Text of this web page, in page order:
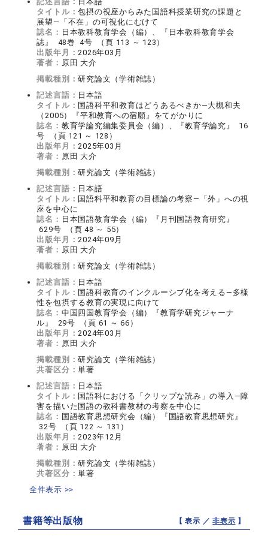
タイトル：包摂の視座からみた国語科授業研究の課題と
展望―「不在」の可視化にむけて
誌名： 日本教科教育学会（編）、『日本教科教育学会
誌』 48巻 4号 （頁 113 ～ 123）
出版年月：2026年03月
著者： 原田 大介
掲載種別：研究論文（学術雑誌）
記述言語： 日本語
タイトル： 国語科平和教育はどうあるべきか―大槻和夫
（2005）『平和教育への宿願』をてがかりに
誌名： 教育学論究編集委員会（編）、『教育学論究』 16
号 （頁 121 ～ 128）
出版年月：2025年03月
著者： 原田 大介
掲載種別：研究論文（学術雑誌）
記述言語： 日本語
タイトル： 国語科平和教育の目標論の考察―「外」への視
座を中心に
誌名： 日本国語教育学会（編）『月刊国語教育研究』
629号 （頁 48 ～ 55）
出版年月：2024年09月
著者： 原田 大介
掲載種別：研究論文（学術雑誌）
記述言語： 日本語
タイトル： 国語科教育のインクルーシブ化を考える―多様
性を包摂する教育の実現に向けて
誌名： 中国四国教育学会（編）『教育学研究ジャーナ
ル』 29号 （頁 61 ～ 66）
出版年月：2024年03月
著者： 原田 大介
掲載種別：研究論文（学術雑誌）
共著区分：単著
記述言語： 日本語
タイトル： 国語科における「クリップな読み」の導入―障
害を描いた国語の教科書教材の考察を中心に
誌名： 国語教育思想研究会（編）『国語教育思想研究』
32号 （頁 122 ～ 131）
出版年月：2023年12月
著者： 原田 大介
掲載種別：研究論文（学術雑誌）
共著区分：単著
全件表示 >>
書籍等出版物 【 表示 ／非表示 】